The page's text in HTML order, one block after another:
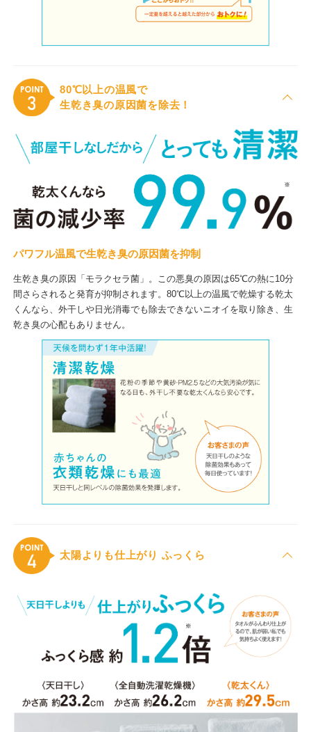
80℃以上の温風で
生乾き臭の原因菌を除去！
パワフル温風で生乾き臭の原因菌を抑制
生乾き臭の原因「モラクセラ菌」。この悪臭の原因は65℃の熱に10分
間さらされると発育が抑制されます。80℃以上の温風で乾燥する乾太
くんなら、外干しや日光消毒でも除去できないニオイを取り除き、生
乾き臭の心配もありません。
太陽よりも仕上がり ふっくら